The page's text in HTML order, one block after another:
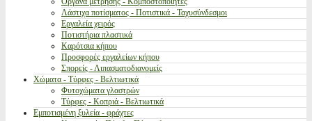
Λάστιχα ποτίσματος - Ποτιστικά - Ταχυσύνδεσμοι
Εργαλεία χειρός
Ποτιστήρια πλαστικά
Καρότσια κήπου
Προσφορές εργαλείων κήπου
Σπορείς - Λιπασματοδιανομείς
Χώματα - Τύρφες - Βελτιωτικά
Φυτοχώματα γλαστρών
Τύρφες - Κοπριά - Βελτιωτικά
Εμποτισμένη ξυλεία - φράχτες